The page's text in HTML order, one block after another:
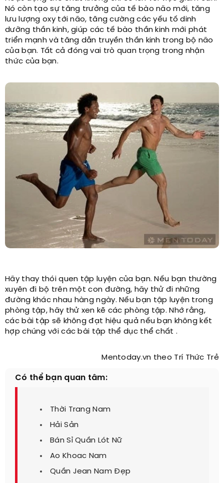
Nó còn tạo sự tăng trưởng của tế bào não mới, tăng
lưu lượng oxy tới não, tăng cường các yếu tố dinh
dưỡng thần kinh, giúp các tế bào thần kinh mới phát
triển mạnh và tăng dẫn truyền thần kinh trong bộ não
của bạn. Tất cả đóng vai trò quan trọng trong nhận
thức của bạn.
Hãy thay thói quen tập luyện của bạn. Nếu bạn thường
xuyên đi bộ trên một con đường, hãy thử đi những
đường khác nhau hàng ngày. Nếu bạn tập luyện trong
phòng tập, hãy thử xen kẽ các phòng tập. Nhớ rằng,
các bài tập sẽ không đạt hiệu quả nếu bạn không kết
hợp chúng với các bài tập thể dục thể chất .
Mentoday.vn theo Trí Thức Trẻ
Có thể bạn quan tâm:
Thời Trang Nam
Hải Sản
Bán Sỉ Quần Lót Nữ
Ao Khoac Nam
Quần Jean Nam Đẹp